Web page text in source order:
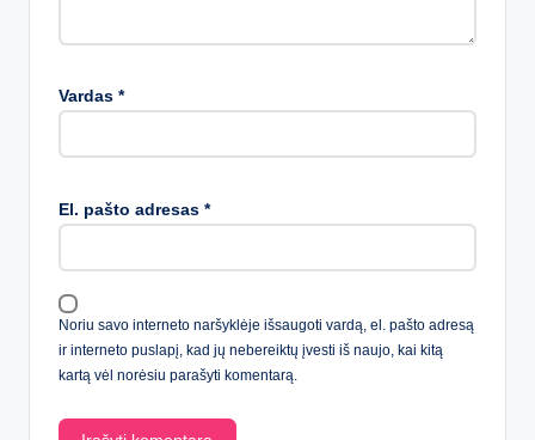
Vardas *
El. pašto adresas *
Noriu savo interneto naršyklėje išsaugoti vardą, el. pašto adresą
ir interneto puslapį, kad jų nebereiktų įvesti iš naujo, kai kitą
kartą vėl norėsiu parašyti komentarą.